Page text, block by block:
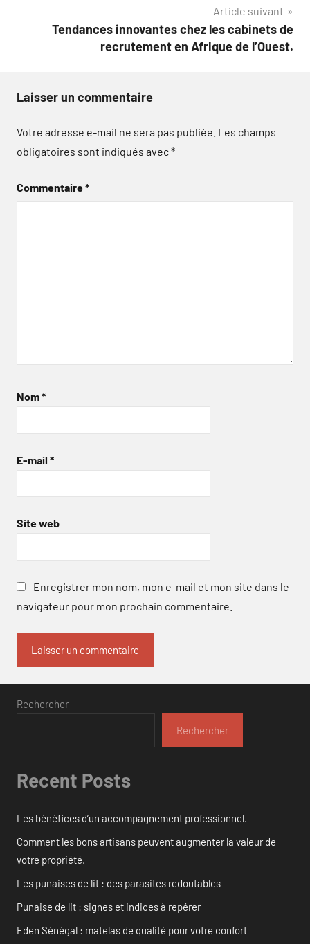
Article suivant
Tendances innovantes chez les cabinets de
recrutement en Afrique de l’Ouest.
Laisser un commentaire
Votre adresse e-mail ne sera pas publiée. Les champs
obligatoires sont indiqués avec*
Commentaire*
Nom*
E-mail *
Site web
Enregistrer mon nom, mon e-mail et mon site dans le
navigateur pour mon prochain commentaire.
Rechercher
Rechercher
Recent Posts
Les bénéfices d’un accompagnement professionnel.
Comment les bons artisans peuvent augmenter la valeur de
votre propriété.
Les punaises de lit : des parasites redoutables
Punaise de lit : signes et indices à repérer
Eden Sénégal : matelas de qualité pour votre confort